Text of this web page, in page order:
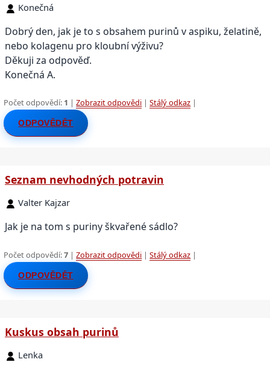
Konečná
Dobrý den, jak je to s obsahem purinů v aspiku, želatině,
nebo kolagenu pro kloubní výživu?
Děkuji za odpověď.
Konečná A.
Počet odpovědí: 1 |Zobrazit odpovědi |Stálý odkaz |
ODPOVĚDĚT
Seznam nevhodných potravin
Valter Kajzar
Jak je na tom s puriny škvařené sádlo?
Počet odpovědí:7 |Zobrazit odpovědi |Stálý odkaz |
ODPOVĚDĚT
Kuskus obsah purinů
Lenka